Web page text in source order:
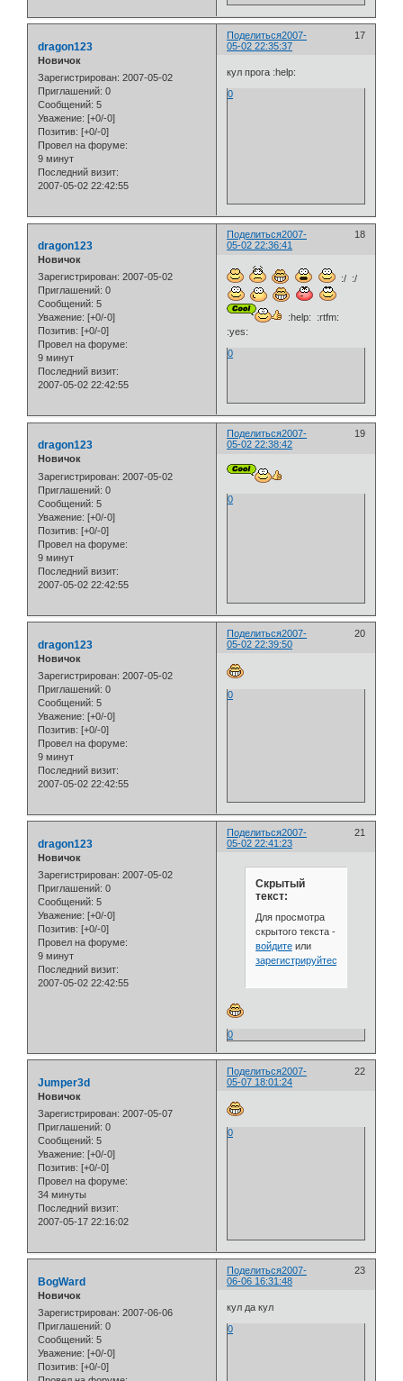
Поделиться 17
2007-
05-02 22:35:37
dragon123
Новичок
Зарегистрирован: 2007-05-02
Приглашений: 0
Сообщений: 5
Уважение: [+0/-0]
Позитив: [+0/-0]
Провел на форуме:
9 минут
Последний визит:
2007-05-02 22:42:55
кул прога :help:
0
Поделиться 18
2007-
05-02 22:36:41
dragon123
Новичок
Зарегистрирован: 2007-05-02
Приглашений: 0
Сообщений: 5
Уважение: [+0/-0]
Позитив: [+0/-0]
Провел на форуме:
9 минут
Последний визит:
2007-05-02 22:42:55
:/ :/
:help: :rtfm:
:yes:
0
Поделиться 19
2007-
05-02 22:38:42
dragon123
Новичок
Зарегистрирован: 2007-05-02
Приглашений: 0
Сообщений: 5
Уважение: [+0/-0]
Позитив: [+0/-0]
Провел на форуме:
9 минут
Последний визит:
2007-05-02 22:42:55
0
Поделиться 20
2007-
05-02 22:39:50
dragon123
Новичок
Зарегистрирован: 2007-05-02
Приглашений: 0
Сообщений: 5
Уважение: [+0/-0]
Позитив: [+0/-0]
Провел на форуме:
9 минут
Последний визит:
2007-05-02 22:42:55
0
Поделиться 21
2007-
05-02 22:41:23
dragon123
Новичок
Зарегистрирован: 2007-05-02
Приглашений: 0
Сообщений: 5
Уважение: [+0/-0]
Позитив: [+0/-0]
Провел на форуме:
9 минут
Последний визит:
2007-05-02 22:42:55
Скрытый
текст:
Для просмотра
скрытого текста -
войдитеили
зарегистрируйтесь
0
Поделиться 22
2007-
05-07 18:01:24
Jumper3d
Новичок
Зарегистрирован: 2007-05-07
Приглашений: 0
Сообщений: 5
Уважение: [+0/-0]
Позитив: [+0/-0]
Провел на форуме:
34 минуты
Последний визит:
2007-05-17 22:16:02
0
Поделиться 23
2007-
06-06 16:31:48
BogWard
Новичок
Зарегистрирован: 2007-06-06
Приглашений: 0
Сообщений: 5
Уважение: [+0/-0]
Позитив: [+0/-0]
кул да кул
0